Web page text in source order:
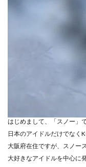
はじめまして、「スノー」で
日本のアイドルだけでなく
大阪府在住ですが、スノー
大好きなアイドルを中心に